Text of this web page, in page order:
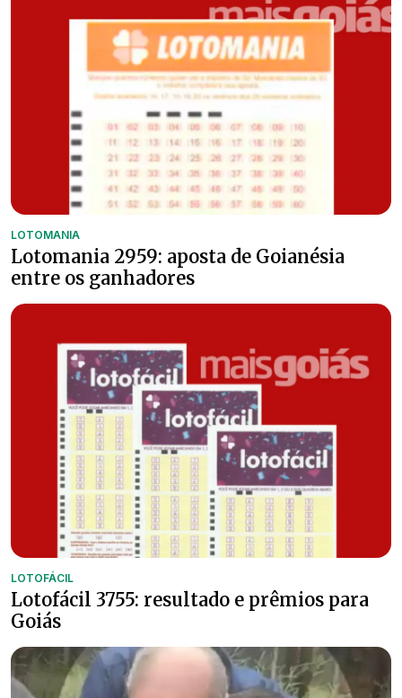
LOTOMANIA
Lotomania 2959: aposta de Goianésia
entre os ganhadores
LOTOFÁCIL
Lotofácil 3755: resultado e prêmios para
Goiás